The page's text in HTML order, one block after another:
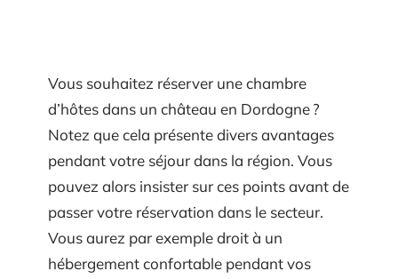
Vous souhaitez réserver une chambre
d’hôtes dans un château en Dordogne ?
Notez que cela présente divers avantages
pendant votre séjour dans la région. Vous
pouvez alors insister sur ces points avant de
passer votre réservation dans le secteur.
Vous aurez par exemple droit à un
hébergement confortable pendant vos